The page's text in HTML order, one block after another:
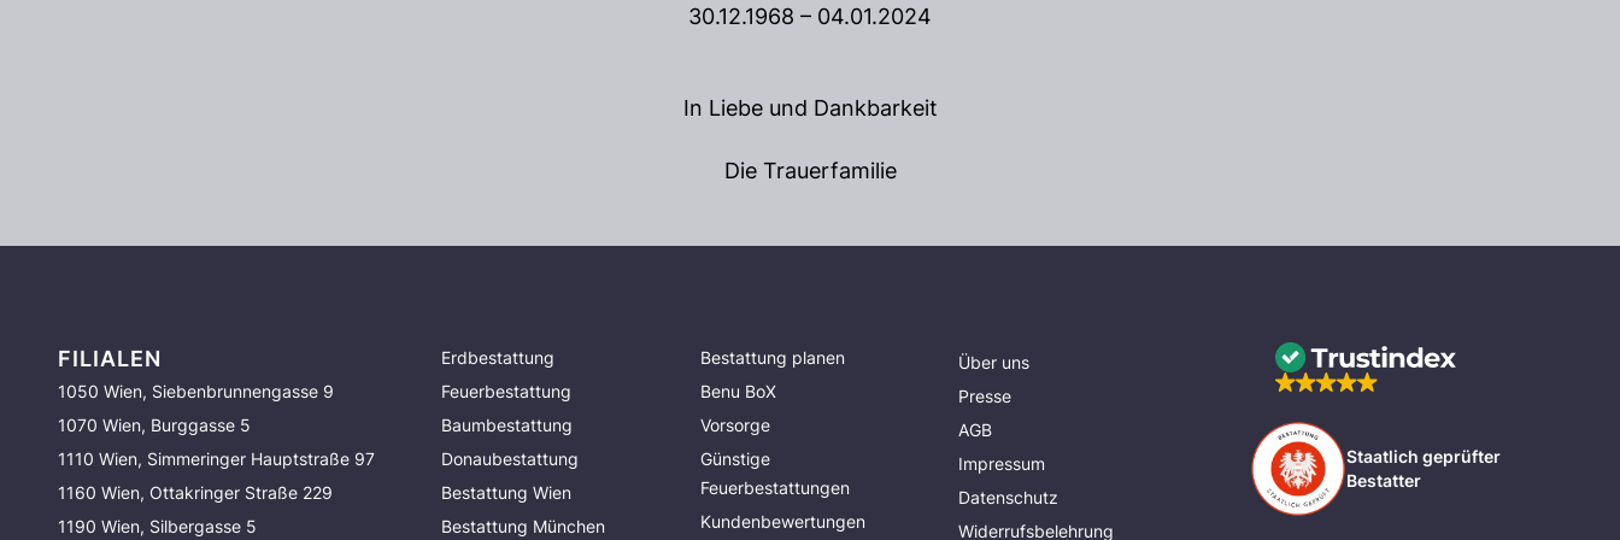
30.12.1968 – 04.01.2024
In Liebe und Dankbarkeit
Die Trauerfamilie
FILIALEN
1050 Wien, Siebenbrunnengasse 9
1070 Wien, Burggasse 5
1110 Wien, Simmeringer Hauptstraße 97
1160 Wien, Ottakringer Straße 229
1190 Wien, Silbergasse 5
Erdbestattung
Feuerbestattung
Baumbestattung
Donaubestattung
Bestattung Wien
Bestattung München
Bestattung planen
Benu BoX
Vorsorge
Günstige
Feuerbestattungen
Kundenbewertungen
Über uns
Presse
AGB
Impressum
Datenschutz
Widerrufsbelehrung
Staatlich geprüfter
Bestatter